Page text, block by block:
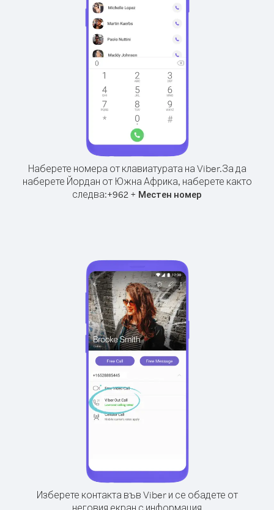
Наберете номера от клавиатурата на Viber.За да
наберете Йордан от Южна Африка, наберете както
следва:+962 + Местен номер
Изберете контакта във Viber и се обадете от
неговия екран с информация